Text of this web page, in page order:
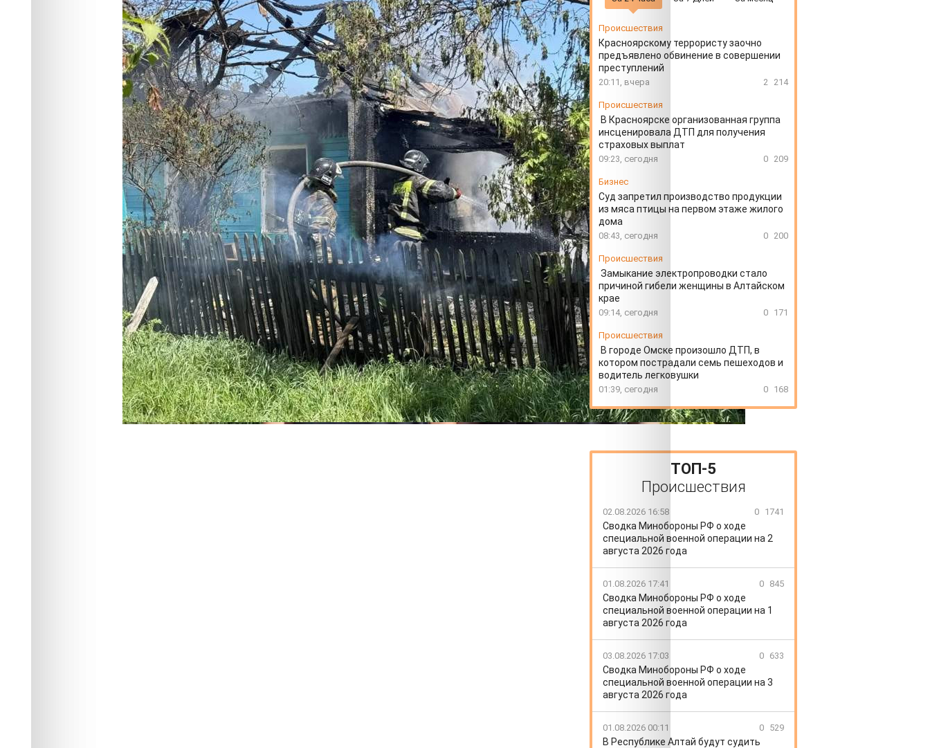
Происшествия
03.06.2026 11:15774
2
Происшествия
Красноярскому террористу заочно
предъявлено обвинение в совершении
преступлений
20:11, вчера 2 214
Происшествия
В Красноярске организованная группа
инсценировала ДТП для получения
страховых выплат
09:23, сегодня 0 209
Бизнес
Суд запретил производство продукции
из мяса птицы на первом этаже жилого
дома
08:43, сегодня 0 200
Происшествия
Замыкание электропроводки стало
причиной гибели женщины в Алтайском
крае
09:14, сегодня 0 171
Происшествия
В городе Омске произошло ДТП, в
котором пострадали семь пешеходов и
водитель легковушки
01:39, сегодня 0 168
ТОП-5
Происшествия
02.08.2026 16:58 0 1741
Сводка Минобороны РФ о ходе
специальной военной операции на 2
августа 2026 года
01.08.2026 17:41 0 845
Сводка Минобороны РФ о ходе
специальной военной операции на 1
августа 2026 года
03.08.2026 17:03 0 633
Сводка Минобороны РФ о ходе
специальной военной операции на 3
августа 2026 года
01.08.2026 00:11 0 529
В Республике Алтай будут судить